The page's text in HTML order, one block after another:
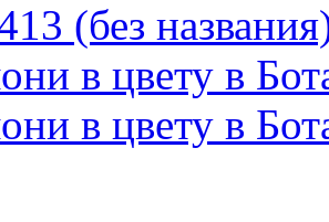
(без
в цвету в
в цвету в